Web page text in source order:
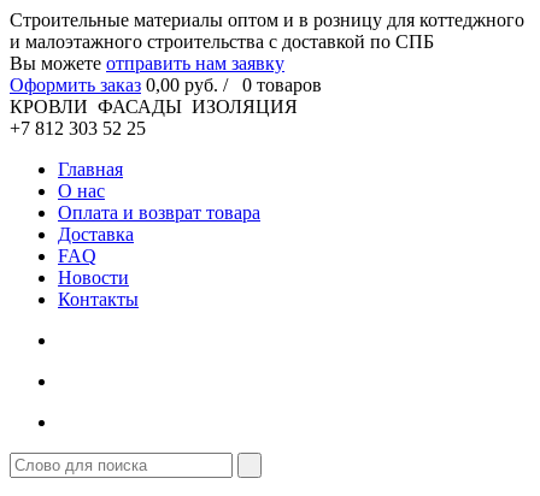
Cтроительные материалы оптом и в розницу для коттеджного
и малоэтажного строительства с доставкой по СПБ
Вы можете отправить нам заявку
Оформить заказ 0,00 руб. / 0 товаров
КРОВЛИ ФАСАДЫ ИЗОЛЯЦИЯ
+7 812 303 52 25
Главная
О нас
Оплата и возврат товара
Доставка
FAQ
Новости
Контакты